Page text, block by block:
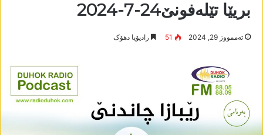
بریێا تێلەفونێ24-7-2024
تەممووز 29, 2024 51 رادیۆیا دھۆک